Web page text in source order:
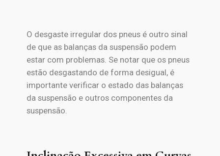
O desgaste irregular dos pneus é outro sinal
de que as balanças da suspensão podem
estar com problemas. Se notar que os pneus
estão desgastando de forma desigual, é
importante verificar o estado das balanças
da suspensão e outros componentes da
suspensão.